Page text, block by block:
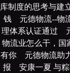
库制度的思考与建
钱 元德物流--物
理体系认证通过
物流业怎么干，
有你 元德物流助
报 安康一夏 与